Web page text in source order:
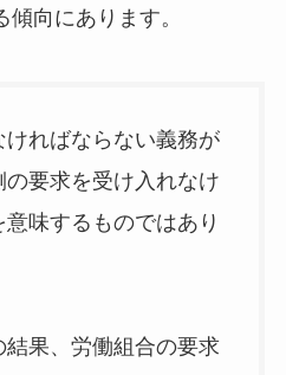
向にあります。
ればならない義務が
要求を受け入れなけ
味するものではあり
果、労働組合の要求